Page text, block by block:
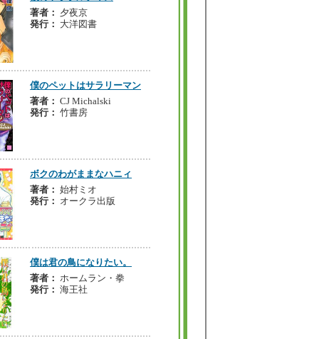
著者： 夕夜京
発行： 大洋図書
僕のペットはサラリーマン
著者： CJ Michalski
発行： 竹書房
ボクのわがままなハニィ
著者： 始村ミオ
発行： オークラ出版
僕は君の鳥になりたい。
著者： ホームラン・拳
発行： 海王社